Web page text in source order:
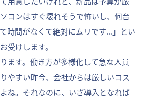
コンはすぐ壊れそうで怖いし、何台
時間がなくて絶対にムリです…」とい
受けします。
ます。働き方が多様化して急な人員
やすい昨今、会社からは厳しいコス
ね。それなのに、いざ導入となれば